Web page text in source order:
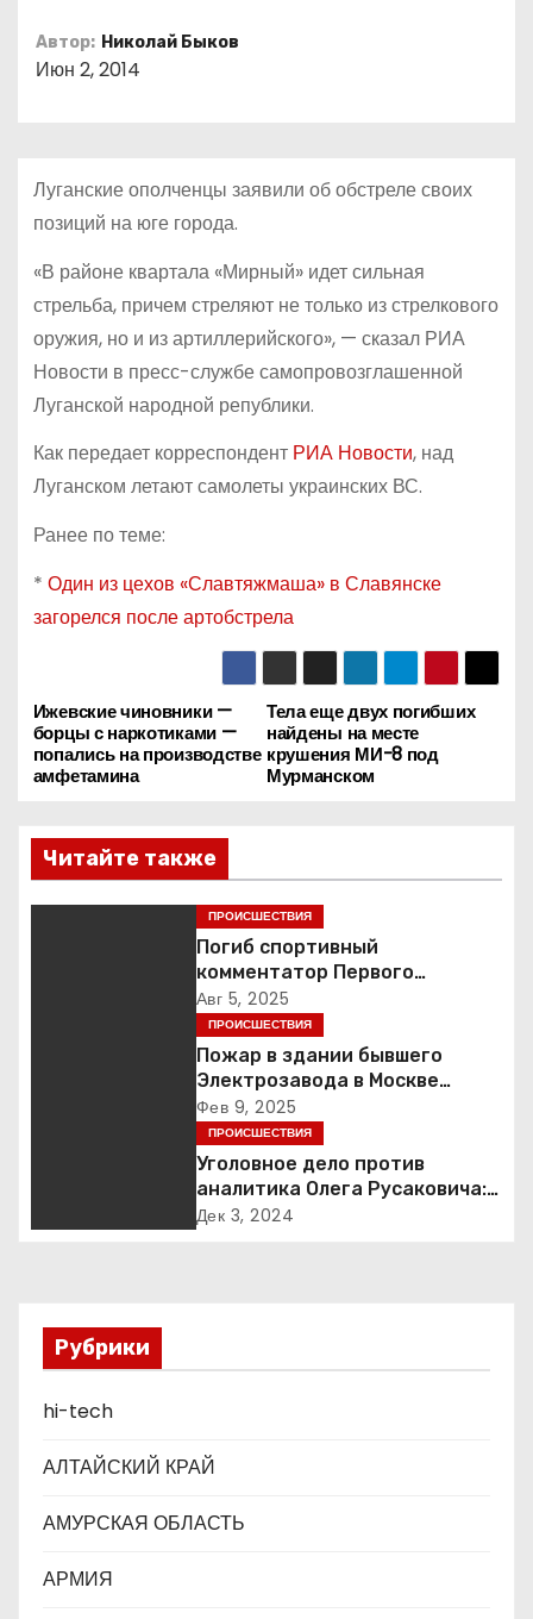
Автор: Николай Быков
Июн 2, 2014
Луганские ополченцы заявили об обстреле своих
позиций на юге города.
«В районе квартала «Мирный» идет сильная
стрельба, причем стреляют не только из стрелкового
оружия, но и из артиллерийского», — сказал РИА
Новости в пресс-службе самопровозглашенной
Луганской народной републики.
Как передает корреспондент РИА Новости, над
Луганском летают самолеты украинских ВС.
Ранее по теме:
* Один из цехов «Славтяжмаша» в Славянске
загорелся после артобстрела
Н
а
и
о
а
п
и
с
я
м
Тела еще двух погибших
найдены на месте
крушения МИ-8 под
Мурманском
Ижевские чиновники —
борцы с наркотиками —
попались на производстве
амфетамина
Читайте также
ПРОИСШЕСТВИЯ
Погиб спортивный
комментатор Первого
Александр Гришин
Авг 5, 2025
ПРОИСШЕСТВИЯ
Пожар в здании бывшего
Электрозавода в Москве
успешно ликвидирован
Фев 9, 2025
ПРОИСШЕСТВИЯ
Уголовное дело против
аналитика Олега Русаковича:
обвинения, вымогательство и
Дек 3, 2024
Рубрики
hi-tech
АЛТАЙСКИЙ КРАЙ
АМУРСКАЯ ОБЛАСТЬ
АРМИЯ